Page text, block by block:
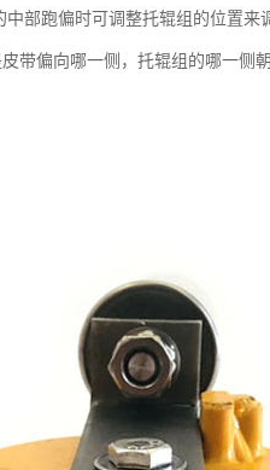
部跑偏时可调整托辊组的位置
带偏向哪一侧，托辊组的哪一侧